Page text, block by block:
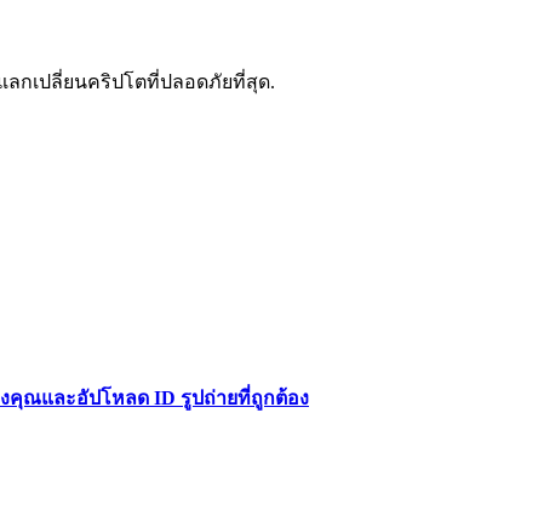
ลกเปลี่ยนคริปโตที่ปลอดภัยที่สุด.
ณและอัปโหลด ID รูปถ่ายที่ถูกต้อง